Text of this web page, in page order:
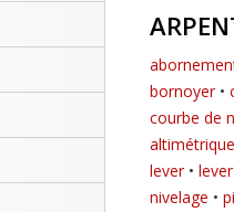
bornoyer•
courbe de
altimétrique
lever• lever
nivelage •